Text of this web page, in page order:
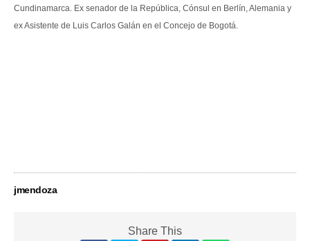
Cundinamarca. Ex senador de la República, Cónsul en Berlín, Alemania y
ex Asistente de Luis Carlos Galán en el Concejo de Bogotá.
jmendoza
Share This